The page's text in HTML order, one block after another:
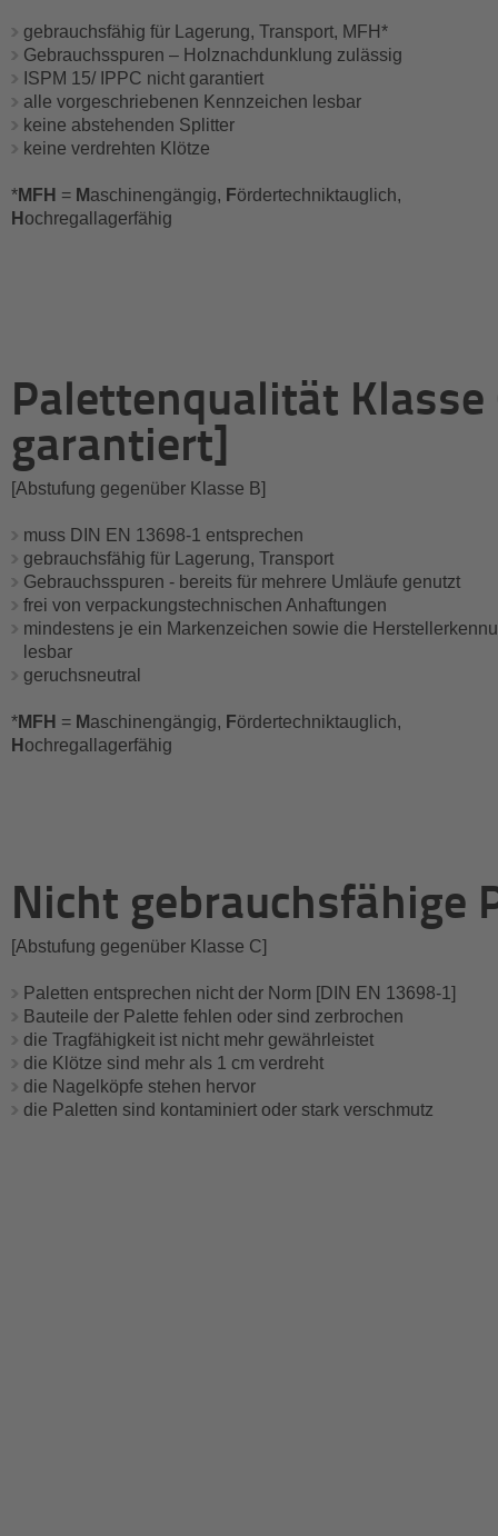
gebrauchsfähig für Lagerung, Transport, MFH*
Gebrauchsspuren – Holznachdunklung zulässig
ISPM 15/ IPPC nicht garantiert
alle vorgeschriebenen Kennzeichen lesbar
keine abstehenden Splitter
keine verdrehten Klötze
*MFH = M aschinengängig, Fördertechniktauglich,
H ochregallagerfähig
Palettenqualität
garantiert]
[Abstufung gegenüber Klasse B]
muss DIN EN 13698-1 entsprechen
gebrauchsfähig für Lagerung, Transport
Gebrauchsspuren - bereits für mehrere Umläufe genutzt
frei von verpackungstechnischen Anhaftungen
mindestens je ein Markenzeichen sowie die
lesbar
geruchsneutral
*MFH = M aschinengängig, Fördertechniktauglich,
H ochregallagerfähig
Nicht gebrauchsfähige
[Abstufung gegenüber Klasse C]
Paletten entsprechen nicht der Norm [DIN EN 13698-1]
Bauteile der Palette fehlen oder sind zerbrochen
die Tragfähigkeit ist nicht mehr gewährleistet
die Klötze sind mehr als 1 cm verdreht
die Nagelköpfe stehen hervor
die Paletten sind kontaminiert oder stark verschmutz